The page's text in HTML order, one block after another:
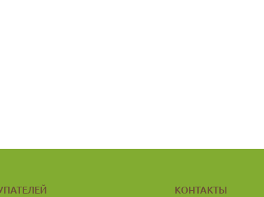
КОНТАКТЫ